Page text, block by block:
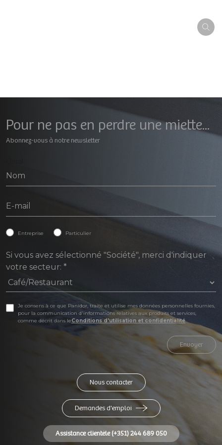
Pour ne pas en perdre une miette...
Abonnez-vous à notre newsletter
Entreprise Particulier
Si vous avez sélectionné "Société", merci d'indiquer
votre secteur: *
Je consens à ce que Panidor, traite et utilise mes données personnelles fournies,
pour la communication d'informations relatives aux produits et services,
comme décrit dans leConditions d'utilisation et confidentialité
Envoyer
Nous contacter
Demandes d'emploi
Assistance clientèle (+351) 244 689 050